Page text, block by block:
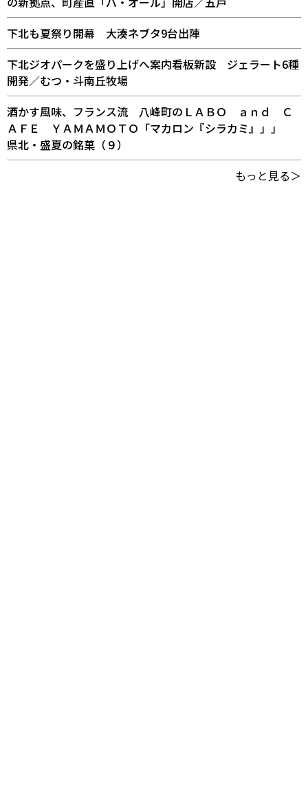
下北も夏祭り開幕 大湊ネブタ9台出陣
下北ジオパークを盛り上げへ案内看板新設 ジェラート6種
開発／むつ・斗南丘牧場
酒かす風味、フランス流 八峰町のＬＡＢＯ ａｎｄ Ｃ
ＡＦＥ ＹＡＭＡＭＯＴＯ「マカロン『シラカミ』」」
県北・盛夏の銘菓（９）
もっと見る＞